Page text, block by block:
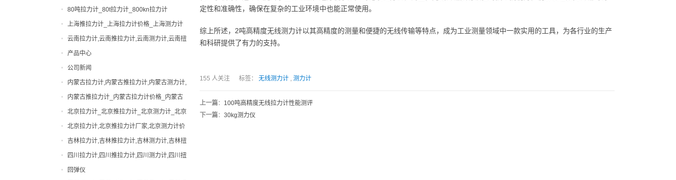
定性和准确性，确保在复杂的工业环境中也能正常使用。
综上所述，2吨高精度无线测力计以其高精度的测量和便捷的无线传输等特点，成为工业测量领域中一款实用的工具，为各行业的生产
和科研提供了有力的支持。
155 人关注 标签： 无线测力计 测力计
上一篇： 100吨高精度无线拉力计性能测评
下一篇： 30kg测力仪
80吨拉力计_80t拉力计_800kn拉力计
上海推拉力计_上海拉力计价格_上海测力计
厂家|型号
云南拉力计,云南推拉力计,云南测力计,云南扭
力计,云南邵氏硬度计
产品中心
0-200吨拉力计
0-200吨测力计
出租拉力计,上海拉力计出租,拉力计租赁,船
用拉力计出租
张力计
弹簧扭力试验机
弹簧试验机
手动拉力试验机
扭力计
公司新闻
便携式硬度计
内蒙古拉力计,内蒙古推拉力计,内蒙古测力计,
内蒙古扭力计,内蒙古邵氏硬度计
内蒙古推拉力计_内蒙古拉力计价格_内蒙古
测力计厂家|型号
北京拉力计_北京推拉力计_北京测力计_北京
扭力计_北京硬度计
北京拉力计,北京推拉力计厂家,北京测力计价
格
吉林拉力计,吉林推拉力计,吉林测力计,吉林扭
力计,吉林邵氏硬度计
四川拉力计,四川推拉力计,四川测力计,四川扭
力计,四川邵氏硬度计
回弹仪